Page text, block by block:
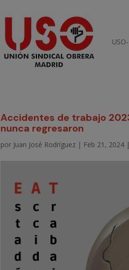
Accidentes de trabajo
nunca regresaron
por Juan José Rodríguez | Feb 21, 2024 |